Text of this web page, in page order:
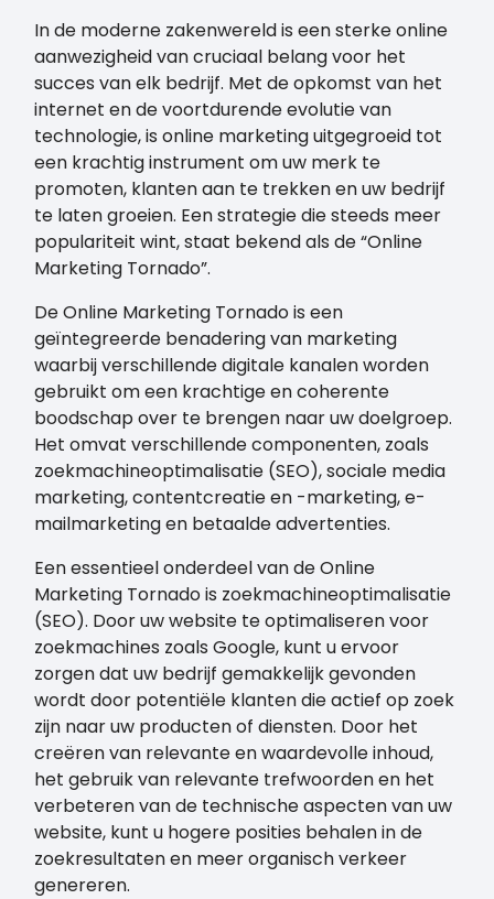
In de moderne zakenwereld is een sterke online
aanwezigheid van cruciaal belang voor het
succes van elk bedrijf. Met de opkomst van het
internet en de voortdurende evolutie van
technologie, is online marketing uitgegroeid tot
een krachtig instrument om uw merk te
promoten, klanten aan te trekken en uw bedrijf
te laten groeien. Een strategie die steeds meer
populariteit wint, staat bekend als de “Online
Marketing Tornado”.
De Online Marketing Tornado is een
geïntegreerde benadering van marketing
waarbij verschillende digitale kanalen worden
gebruikt om een krachtige en coherente
boodschap over te brengen naar uw doelgroep.
Het omvat verschillende componenten, zoals
zoekmachineoptimalisatie (SEO), sociale media
marketing, contentcreatie en -marketing, e-
mailmarketing en betaalde advertenties.
Een essentieel onderdeel van de Online
Marketing Tornado is zoekmachineoptimalisatie
(SEO). Door uw website te optimaliseren voor
zoekmachines zoals Google, kunt u ervoor
zorgen dat uw bedrijf gemakkelijk gevonden
wordt door potentiële klanten die actief op zoek
zijn naar uw producten of diensten. Door het
creëren van relevante en waardevolle inhoud,
het gebruik van relevante trefwoorden en het
verbeteren van de technische aspecten van uw
website, kunt u hogere posities behalen in de
zoekresultaten en meer organisch verkeer
genereren.